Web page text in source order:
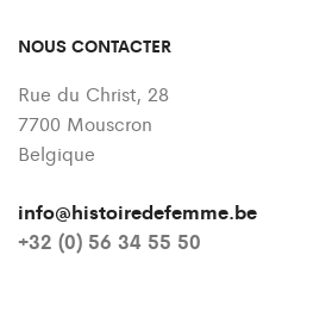
NOUS CONTACTER
Rue du Christ, 28
7700 Mouscron
Belgique
info@histoiredefemme.be
+32 (0) 56 34 55 50